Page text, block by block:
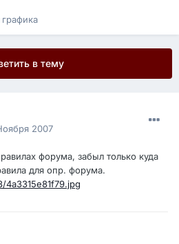
в тему
2007
форума, забыл только куда
для опр. форума.
4a3315e81f79.jpg